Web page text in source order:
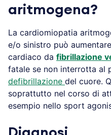
aritmogena?
La cardiomiopatia
e/o sinistro può
cardiaco da fibrillazione
fatale se non interrotta al
defibrillazione del cuore.
soprattutto nel corso di
esempio nello sport